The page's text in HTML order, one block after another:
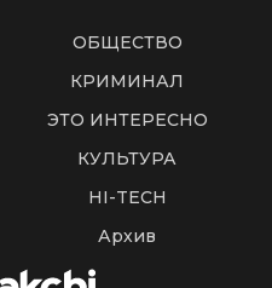
ОБЩЕСТВО
КРИМИНАЛ
ЭТО ИНТЕРЕСНО
КУЛЬТУРА
HI-TECH
Архив